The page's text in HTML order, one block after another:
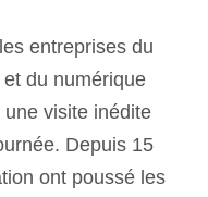
entreprises du
du numérique
visite inédite
Depuis 15
ont poussé les